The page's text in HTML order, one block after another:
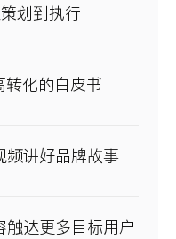
划到执行
化的白皮书
频讲好品牌故事
触达更多目标用户